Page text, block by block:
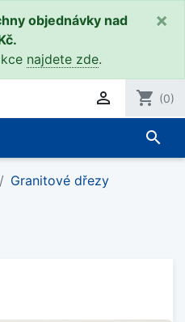
objednávky nad
najdete zde.
×
 shopping_cart (0)
search
Granitové dřezy